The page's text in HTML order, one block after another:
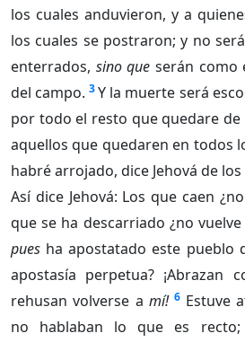
los cuales anduvieron, y a
los cuales se postraron; y no
enterrados, sino que serán como
del campo. 3Y la muerte será
por todo el resto que quedare de
aquellos que quedaren en todos
habré arrojado, dice Jehová de
Así dice Jehová: Los que caen
que se ha descarriado ¿no
pues ha apostatado este pueblo
apostasía perpetua? ¡Abrazan
rehusan volverse a mí! 6 Estuve
no hablaban lo que es